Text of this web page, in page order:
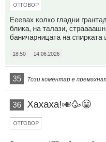
ОТГОВОР
Ееевах колко гладни
блика, на талази,
баничарницата на спирката
18:50 14.06.2026
35 Този коментар е
36 Хахаха!🎺🥳😀
ОТГОВОР